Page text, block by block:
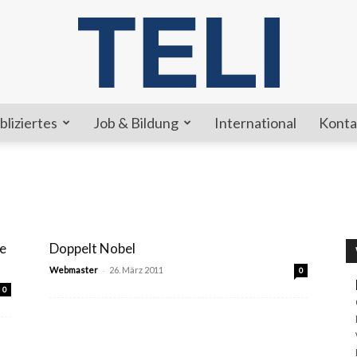
Job & Bildung International
0
Doppelt Nobel
Webmaster - 26. März 2011 0